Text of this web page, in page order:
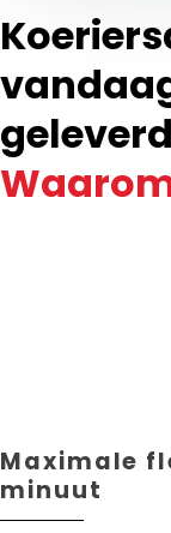
Maximale
minuut